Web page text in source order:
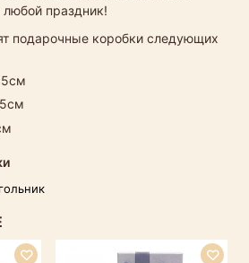
праздник!
подарочные коробки следующих